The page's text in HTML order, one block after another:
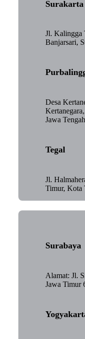
Surakarta
Jl. Kalingga
Banjarsari,
Desa
Jawa
Tegal
Jl.
Timur, Kota
Surabaya
Alamat: Jl.
Jawa Timur